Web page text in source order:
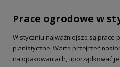
Prace ogrodowe w
W styczniu najważniejsze są prace
planistyczne. Warto przejrzeć
na opakowaniach, uporządkować je